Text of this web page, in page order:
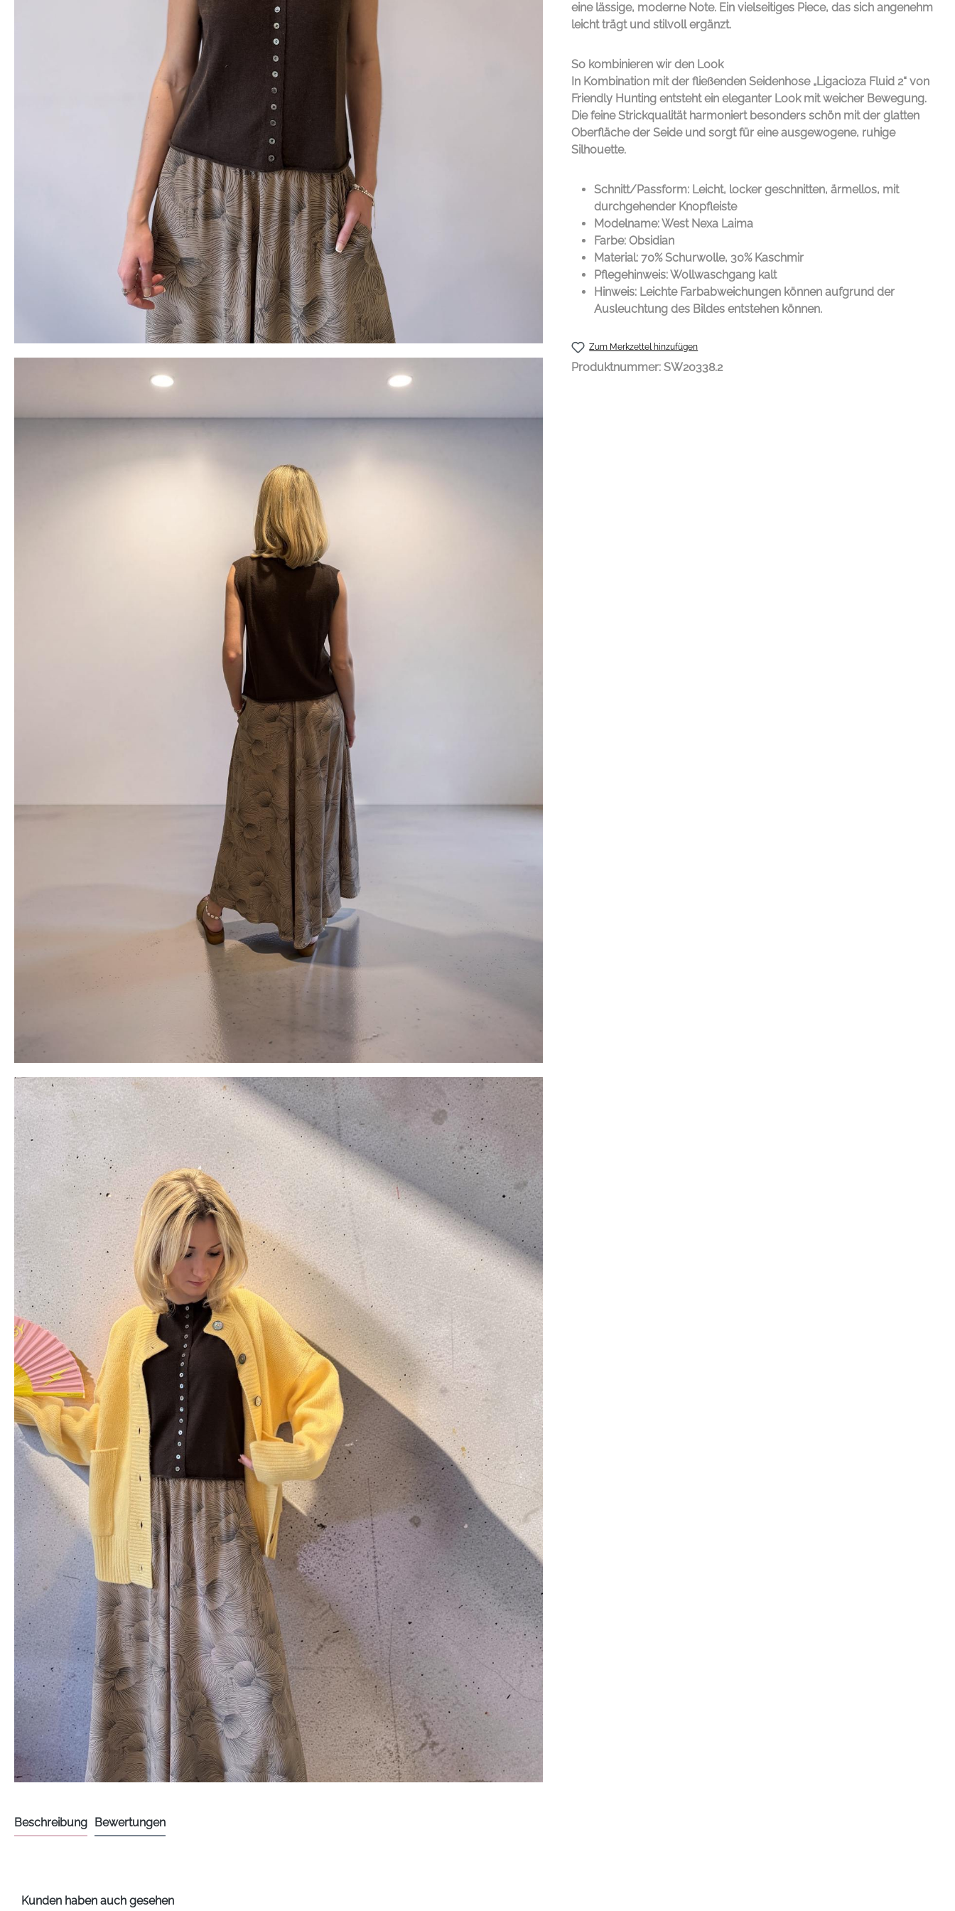
eine lässige, moderne Note. Ein vielseitiges Piece, das sich angenehm
leicht trägt und stilvoll ergänzt.
So kombinieren wir den Look
In Kombination mit der fließenden Seidenhose „Ligacioza Fluid 2“ von
Friendly Hunting entsteht ein eleganter Look mit weicher Bewegung.
Die feine Strickqualität harmoniert besonders schön mit der glatten
Oberfläche der Seide und sorgt für eine ausgewogene, ruhige
Silhouette.
Schnitt/Passform: Leicht, locker geschnitten, ärmellos, mit
durchgehender Knopfleiste
Modelname: West Nexa Laima
Farbe: Obsidian
Material: 70% Schurwolle, 30% Kaschmir
Pflegehinweis: Wollwaschgang kalt
Hinweis: Leichte Farbabweichungen können aufgrund der
Ausleuchtung des Bildes entstehen können.
Zum Merkzettel hinzufügen
Produktnummer: SW20338.2
Beschreibung Bewertungen
Kunden haben auch gesehen